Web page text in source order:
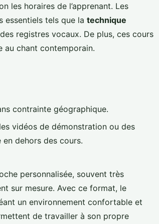
les horaires de l’apprenant. Les
essentiels tels que la technique
registres vocaux. De plus, ces cours
au chant contemporain.
contrainte géographique.
vidéos de démonstration ou des
dehors des cours.
personnalisée, souvent très
sur mesure. Avec ce format, le
un environnement confortable et
de travailler à son propre